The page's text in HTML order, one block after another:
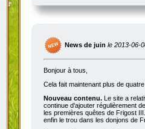
News de juin le 2013-06-
Bonjour à tous,
Cela fait maintenant plus de
Nouveau contenu. Le site a
continue d'ajouter régulièrement
les premières quêtes de Frigost
enfin le trou dans les donjons de